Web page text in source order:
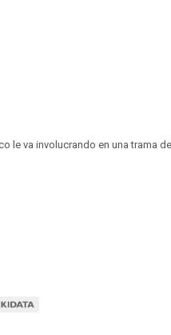
le va involucrando en una trama